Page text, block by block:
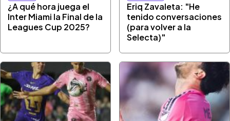
¿A qué hora juega el
Inter Miami la Final de la
Leagues Cup 2025?
Eriq Zavaleta: "He
tenido conversaciones
(para volver a la
Selecta)"